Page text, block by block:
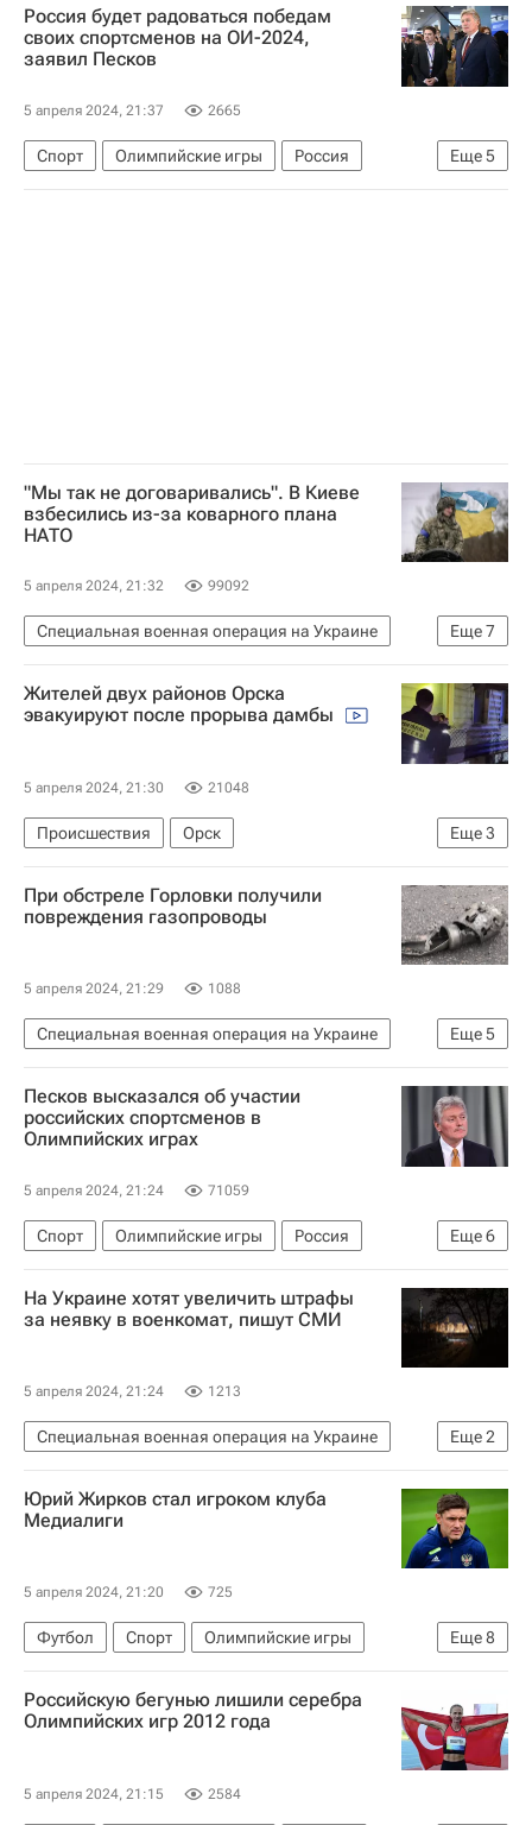
В мире
Россия будет радоваться победам
своих спортсменов на ОИ-2024,
заявил Песков
5 апреля 2024, 21:37 2665
Еще5
Спорт Олимпийские игры
Россия
Париж
Дмитрий Песков
Владимир Путин
"Мы так не договаривались". В Киеве
взбесились из-за коварного плана
НАТО
5 апреля 2024, 21:32 99092
Еще7
Специальная военная операция на Украине
В мире
НАТО Украина
США
Россия
Киев Йенс Столтенберг
Жителей двух районов Орска
эвакуируют после прорыва дамбы
5 апреля 2024, 21:30 21048
Еще3
Происшествия
Орск
Оренбургская область
Урал
Прорыв дамбы в Орске
При обстреле Горловки получили
повреждения газопроводы
5 апреля 2024, 21:29 1088
Еще5
Специальная военная операция на Украине
Горловка
Донецкая Народная Республика
Украина
СЦКК Происшествия
Песков высказался об участии
российских спортсменов в
Олимпийских играх
5 апреля 2024, 21:24 71059
Еще6
Спорт Олимпийские игры
Россия
Париж
Дмитрий Песков
Владимир Путин
Международный олимпийский комитет (МОК)
Мария Захарова
На Украине хотят увеличить штрафы
за неявку в военкомат, пишут СМИ
5 апреля 2024, 21:24 1213
Еще2
Специальная военная операция на Украине
Украина
В мире
Юрий Жирков стал игроком клуба
Медиалиги
5 апреля 2024, 21:20 725
Еще8
Футбол Спорт
Олимпийские игры
Россия
Англия
Юрий Жирков
Владислав Игнатьев
Динамо Москва
Евгений Луценко (Укр)
Российскую бегунью лишили серебра
Олимпийских игр 2012 года
5 апреля 2024, 21:15 2584